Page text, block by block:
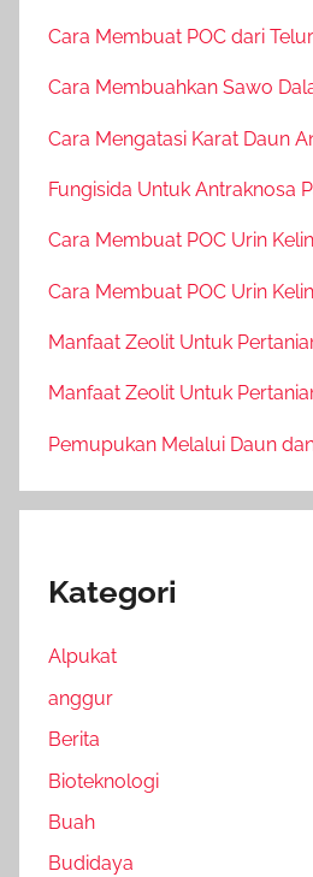
Cara Membuat POC dari Telur
Cara Membuahkan Sawo
Cara Mengatasi Karat Daun
Fungisida Untuk Antraknosa
Cara Membuat POC Urin
Cara Membuat POC Urin
Manfaat Zeolit Untuk
Manfaat Zeolit Untuk
Pemupukan Melalui Daun
Kategori
Alpukat
anggur
Berita
Bioteknologi
Buah
Budidaya